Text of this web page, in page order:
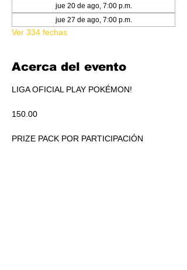
jue 20 de ago, 7:00 p.m.
jue 27 de ago, 7:00 p.m.
Ver 334 fechas
Acerca del evento
LIGA OFICIAL PLAY POKÉMON!
150.00
PRIZE PACK POR PARTICIPACIÓN